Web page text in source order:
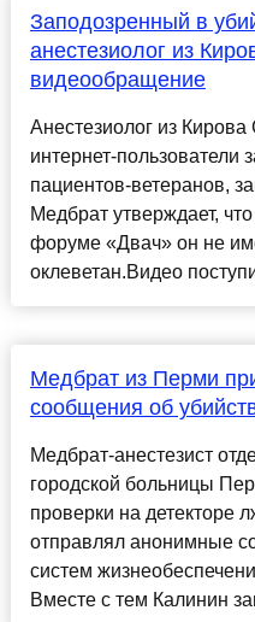
Заподозренный в
анестезиолог из
видеообращение
Анестезиолог из
интернет-пользователи
пациентов-ветеранов,
Медбрат утверждает,
форуме «Двач» он не
оклеветан.Видео
Медбрат из Перми
сообщения об
Медбрат-анестезист
городской больницы
проверки на детекторе
отправлял анонимные
систем
Вместе с тем Калинин